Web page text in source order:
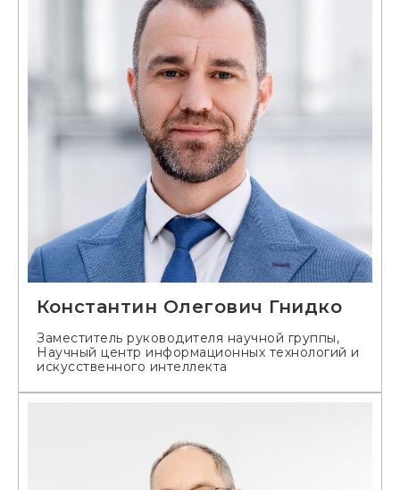
Константин Олегович Гнидко
Заместитель руководителя научной группы,
Научный центр информационных технологий и
искусственного интеллекта